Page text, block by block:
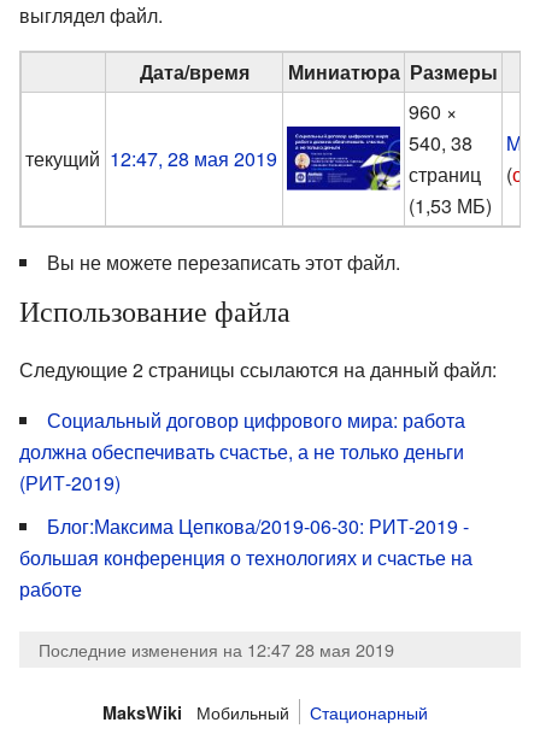
выглядел файл.
Дата/время Миниатюра Размеры
текущий 12:47, 28 мая 2019
960 ×
540, 38
страниц
(1,53 МБ)
(
Вы не можете перезаписать этот файл.
Использование файла
Следующие 2 страницы ссылаются на данный файл:
Социальный договор цифрового мира: работа
должна обеспечивать счастье, а не только деньги
(РИТ-2019)
Блог:Максима Цепкова/2019-06-30: РИТ-2019 -
большая конференция о технологиях и счастье на
работе
Последние изменения на 12:47 28 мая 2019
MaksWiki Мобильный
Стационарный